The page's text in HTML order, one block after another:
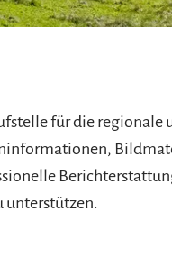
für die regionale
unterstützen.